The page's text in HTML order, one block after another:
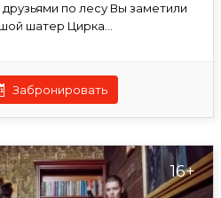
по лесу Вы заметили
шатер Цирка...
Забронировать
16+